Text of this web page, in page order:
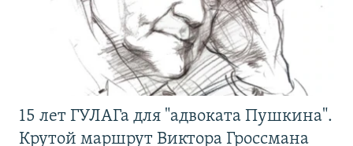
15 лет ГУЛАГа для "адвоката Пушкина".
Крутой маршрут Виктора Гроссмана